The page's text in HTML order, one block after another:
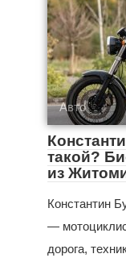
Авто
такой?
из
Константин
—
дорога,